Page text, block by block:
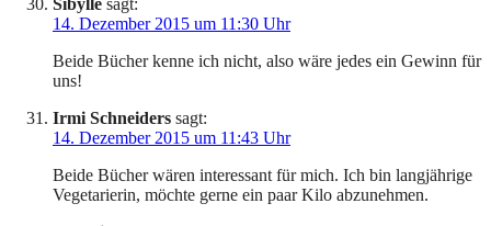
Sibylle sagt:
14. Dezember 2015 um 11:30 Uhr
Beide Bücher kenne ich nicht, also wäre jedes ein Gewinn für
uns!
Irmi Schneiders sagt:
14. Dezember 2015 um 11:43 Uhr
Beide Bücher wären interessant für mich. Ich bin langjährige
Vegetarierin, möchte gerne ein paar Kilo abzunehmen.